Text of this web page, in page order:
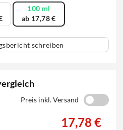
100 ml
ab 17,78 €
schreiben
Preis inkl. Versand
17,78 €